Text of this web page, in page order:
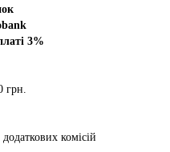
3%
грн.
комісій